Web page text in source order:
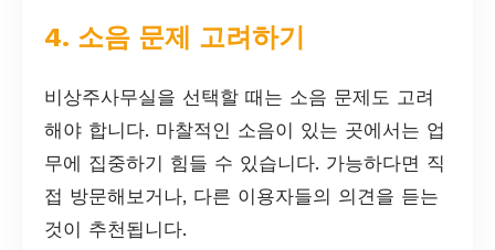
4. 소음 문제 고려하기
비상주사무실을 선택할 때는 소음 문제도 고려
해야 합니다. 마찰적인 소음이 있는 곳에서는 업
무에 집중하기 힘들 수 있습니다. 가능하다면 직
접 방문해보거나, 다른 이용자들의 의견을 듣는
것이 추천됩니다.